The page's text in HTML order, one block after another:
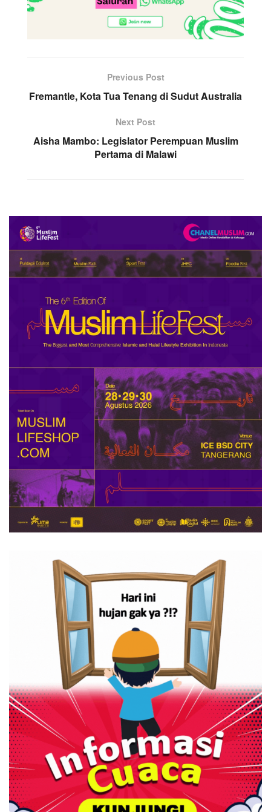
Previous Post
Fremantle, Kota Tua Tenang di Sudut Australia
Next Post
Aisha Mambo: Legislator Perempuan Muslim
Pertama di Malawi